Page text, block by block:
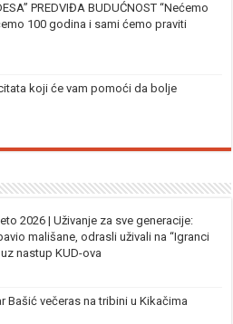
PREDVIĐA BUDUĆNOST “Nećemo
100 godina i sami ćemo praviti
koji će vam pomoći da bolje
2026 | Uživanje za sve generacije:
mališane, odrasli uživali na “Igranci
nastup KUD-ova
Bašić večeras na tribini u Kikačima